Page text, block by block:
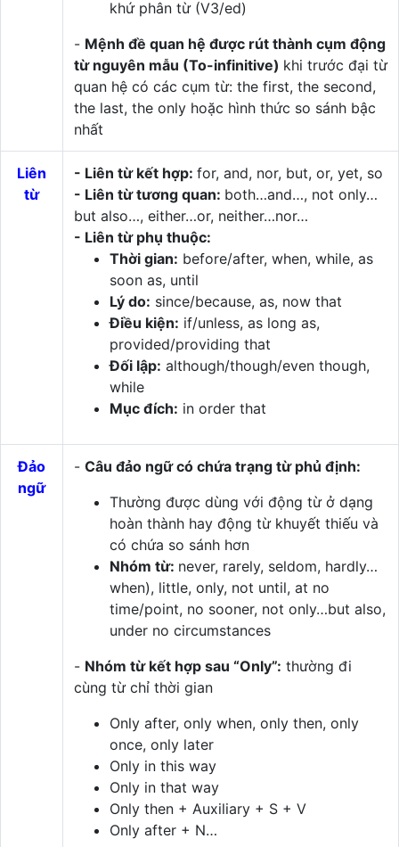
khứ phân từ (V3/ed)
- Mệnh đề quan hệ được rút thành cụm động
từ nguyên mẫu (To-infinitive) khi trước đại từ
quan hệ có các cụm từ: the first, the second,
the last, the only hoặc hình thức so sánh bậc
nhất
Liên
từ
- Liên từ kết hợp: for, and, nor, but, or, yet, so
- Liên từ tương quan: both…and…, not only…
but also…, either…or, neither…nor…
- Liên từ phụ thuộc:
Thời gian: before/after, when, while, as
soon as, until
Lý do: since/because, as, now that
Điều kiện: if/unless, as long as,
provided/providing that
Đối lập: although/though/even though,
while
Mục đích: in order that
Đảo
ngữ
- Câu đảo ngữ có chứa trạng từ phủ định:
Thường được dùng với động từ ở dạng
hoàn thành hay động từ khuyết thiếu và
có chứa so sánh hơn
Nhóm từ: never, rarely, seldom, hardly…
when), little, only, not until, at no
time/point, no sooner, not only…but also,
under no circumstances
- Nhóm từ kết hợp sau “Only”: thường đi
cùng từ chỉ thời gian
Only after, only when, only then, only
once, only later
Only in this way
Only in that way
Only then + Auxiliary + S + V
Only after + N…